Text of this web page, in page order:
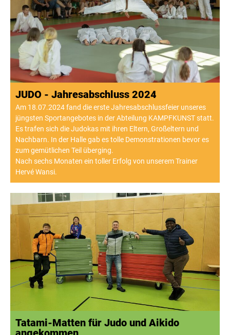
JUDO - Jahresabschluss 2024
Am 18.07.2024 fand die erste Jahresabschlussfeier unseres
jüngsten Sportangebotes in der Abteilung KAMPFKUNST statt.
Es trafen sich die Judokas mit ihren Eltern, Großeltern und
Nachbarn. In der Halle gab es tolle Demonstrationen bevor es
zum gemütlichen Teil überging.
Nach sechs Monaten ein toller Erfolg von unserem Trainer
Hervé Wansi.
Tatami-Matten für Judo und Aikido